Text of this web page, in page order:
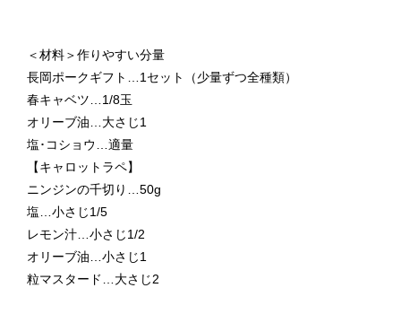
＜材料＞作りやすい分量
長岡ポークギフト…1セット（少量ずつ全種類）
春キャベツ…1/8玉
オリーブ油…大さじ1
塩･コショウ…適量
【キャロットラペ】
ニンジンの千切り…50g
塩…小さじ1/5
レモン汁…小さじ1/2
オリーブ油…小さじ1
粒マスタード…大さじ2